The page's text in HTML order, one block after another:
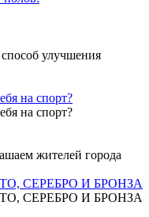
улучшения
на спорт?️
на спорт?
жителей города
СЕРЕБРО И БРОНЗА
СЕРЕБРО И БРОНЗА